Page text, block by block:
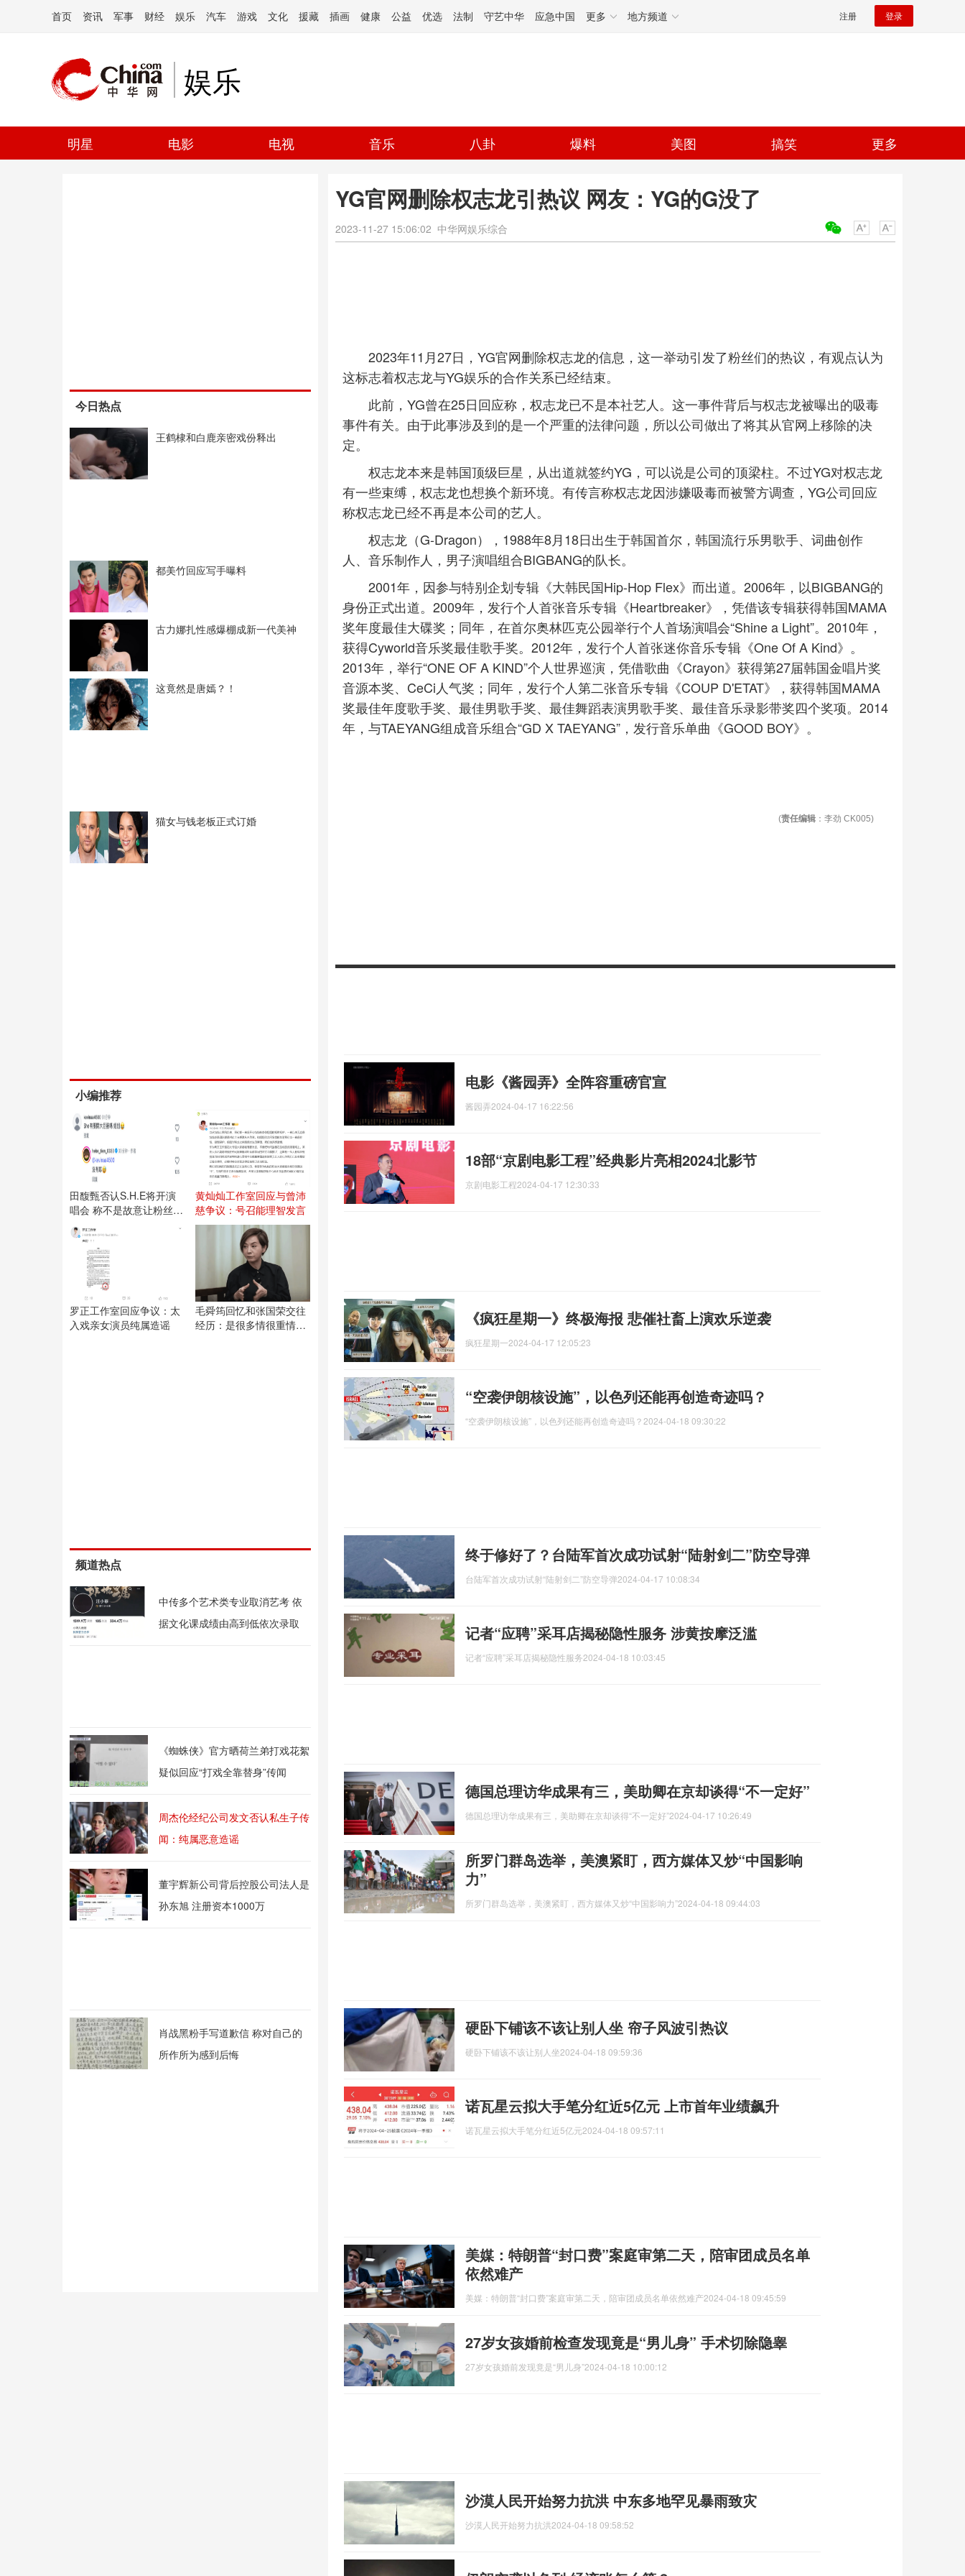
首页 资讯 军事 财经 娱乐 汽车 游戏 文化 援藏 插画 健康 公益 优选 法制 守艺中华 应急中国 更多 地方频道 注册 登录
娱乐
明星 电影 电视 音乐 八卦 爆料 美图 搞笑 更多
今日热点
王鹤棣和白鹿亲密戏份释出
都美竹回应写手曝料
古力娜扎性感爆棚成新一代美神
这竟然是唐嫣？！
猫女与钱老板正式订婚
小编推荐
田馥甄否认S.H.E将开演
唱会 称不是故意让粉丝失
望
黄灿灿工作室回应与曾沛
慈争议：号召能理智发言
罗正工作室回应争议：太
入戏亲女演员纯属造谣
毛舜筠回忆和张国荣交往
经历：是很多情很重情的
频道热点
中传多个艺术类专业取消艺考 依
据文化课成绩由高到低依次录取
《蜘蛛侠》官方晒荷兰弟打戏花絮
疑似回应“打戏全靠替身”传闻
周杰伦经纪公司发文否认私生子传
闻：纯属恶意造谣
董宇辉新公司背后控股公司法人是
孙东旭 注册资本1000万
肖战黑粉手写道歉信 称对自己的
所作所为感到后悔
YG官网删除权志龙引热议 网友：YG的G没了
2023-11-27 15:06:02 中华网娱乐综合
2023年11月27日，YG官网删除权志龙的信息，这一举动引发了粉丝们的热议，有观点认为
这标志着权志龙与YG娱乐的合作关系已经结束。
此前，YG曾在25日回应称，权志龙已不是本社艺人。这一事件背后与权志龙被曝出的吸毒
事件有关。由于此事涉及到的是一个严重的法律问题，所以公司做出了将其从官网上移除的决
定。
权志龙本来是韩国顶级巨星，从出道就签约YG，可以说是公司的顶梁柱。不过YG对权志龙
有一些束缚，权志龙也想换个新环境。有传言称权志龙因涉嫌吸毒而被警方调查，YG公司回应
称权志龙已经不再是本公司的艺人。
权志龙（G-Dragon），1988年8月18日出生于韩国首尔，韩国流行乐男歌手、词曲创作
人、音乐制作人，男子演唱组合BIGBANG的队长。
2001年，因参与特别企划专辑《大韩民国Hip-Hop Flex》而出道。2006年，以BIGBANG的
身份正式出道。2009年，发行个人首张音乐专辑《Heartbreaker》，凭借该专辑获得韩国MAMA
奖年度最佳大碟奖；同年，在首尔奥林匹克公园举行个人首场演唱会“Shine a Light”。2010年，
获得Cyworld音乐奖最佳歌手奖。2012年，发行个人首张迷你音乐专辑《One Of A Kind》。
2013年，举行“ONE OF A KIND”个人世界巡演，凭借歌曲《Crayon》获得第27届韩国金唱片奖
音源本奖、CeCi人气奖；同年，发行个人第二张音乐专辑《COUP D'ETAT》，获得韩国MAMA
奖最佳年度歌手奖、最佳男歌手奖、最佳舞蹈表演男歌手奖、最佳音乐录影带奖四个奖项。2014
年，与TAEYANG组成音乐组合“GD X TAEYANG”，发行音乐单曲《GOOD BOY》。
(责任编辑 ：李劲 CK005)
电影《酱园弄》全阵容重磅官宣
酱园弄2024-04-17 16:22:56
18部“京剧电影工程”经典影片亮相2024北影节
京剧电影工程2024-04-17 12:30:33
《疯狂星期一》终极海报 悲催社畜上演欢乐逆袭
疯狂星期一2024-04-17 12:05:23
“空袭伊朗核设施”，以色列还能再创造奇迹吗？
“空袭伊朗核设施”，以色列还能再创造奇迹吗？ 2024-04-18 09:30:22
终于修好了？台陆军首次成功试射“陆射剑二”防空导弹
台陆军首次成功试射“陆射剑二”防空导弹2024-04-17 10:08:34
记者“应聘”采耳店揭秘隐性服务 涉黄按摩泛滥
记者“应聘”采耳店揭秘隐性服务2024-04-18 10:03:45
德国总理访华成果有三，美助卿在京却谈得“不一定好”
德国总理访华成果有三，美助卿在京却谈得“不一定好”2024-04-17 10:26:49
所罗门群岛选举，美澳紧盯，西方媒体又炒“中国影响
力”
所罗门群岛选举，美澳紧盯，西方媒体又炒“中国影响力”2024-04-18 09:44:03
硬卧下铺该不该让别人坐 帘子风波引热议
硬卧下铺该不该让别人坐2024-04-18 09:59:36
诺瓦星云拟大手笔分红近5亿元 上市首年业绩飙升
诺瓦星云拟大手笔分红近5亿元2024-04-18 09:57:11
美媒：特朗普“封口费”案庭审第二天，陪审团成员名单
依然难产
美媒：特朗普“封口费”案庭审第二天，陪审团成员名单依然难产2024-04-18 09:45:59
27岁女孩婚前检查发现竟是“男儿身” 手术切除隐睾
27岁女孩婚前发现竟是“男儿身”2024-04-18 10:00:12
沙漠人民开始努力抗洪 中东多地罕见暴雨致灾
沙漠人民开始努力抗洪2024-04-18 09:58:52